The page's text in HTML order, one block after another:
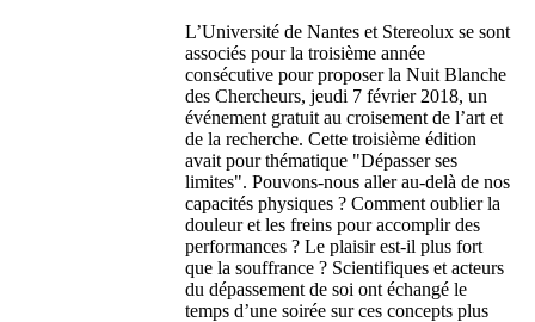
L’Université de Nantes et Stereolux se sont
associés pour la troisième année
consécutive pour proposer la Nuit Blanche
des Chercheurs, jeudi 7 février 2018, un
événement gratuit au croisement de l’art et
de la recherche. Cette troisième édition
avait pour thématique "Dépasser ses
limites". Pouvons-nous aller au-delà de nos
capacités physiques ? Comment oublier la
douleur et les freins pour accomplir des
performances ? Le plaisir est-il plus fort
que la souffrance ? Scientifiques et acteurs
du dépassement de soi ont échangé le
temps d’une soirée sur ces concepts plus